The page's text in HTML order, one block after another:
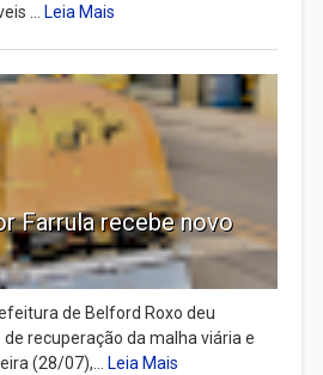
... Leia Mais
Farrula recebe novo
de Belford Roxo deu
recuperação da malha viária e
(28/07),... Leia Mais